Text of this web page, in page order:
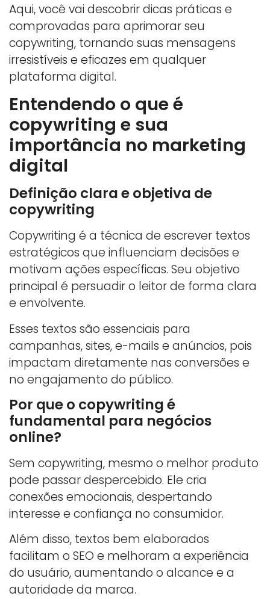
Aqui, você vai descobrir dicas práticas e
comprovadas para aprimorar seu
copywriting, tornando suas mensagens
irresistíveis e eficazes em qualquer
plataforma digital.
Entendendo o que é
copywriting e sua
importância no marketing
digital
Definição clara e objetiva de
copywriting
Copywriting é a técnica de escrever textos
estratégicos que influenciam decisões e
motivam ações específicas. Seu objetivo
principal é persuadir o leitor de forma clara
e envolvente.
Esses textos são essenciais para
campanhas, sites, e-mails e anúncios, pois
impactam diretamente nas conversões e
no engajamento do público.
Por que o copywriting é
fundamental para negócios
online?
Sem copywriting, mesmo o melhor produto
pode passar despercebido. Ele cria
conexões emocionais, despertando
interesse e confiança no consumidor.
Além disso, textos bem elaborados
facilitam o SEO e melhoram a experiência
do usuário, aumentando o alcance e a
autoridade da marca.